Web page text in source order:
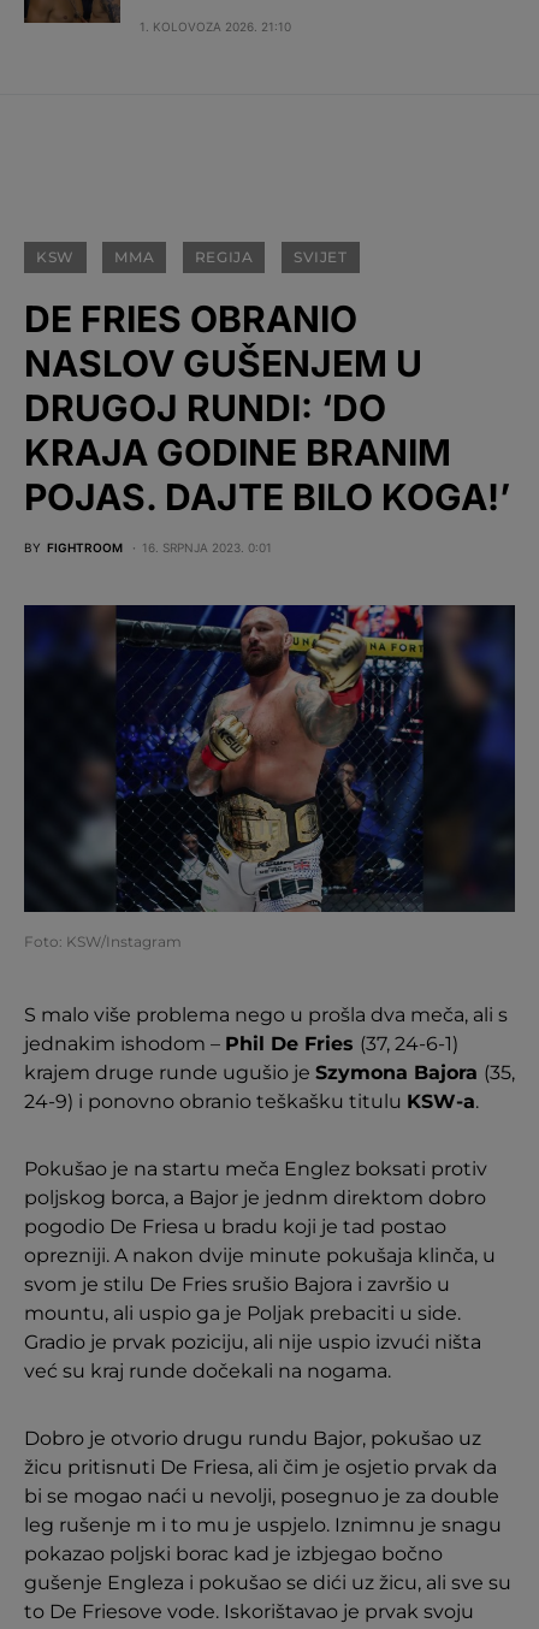
1. KOLOVOZA 2026. 21:10
KSW MMA REGIJA SVIJET
DE FRIES OBRANIO
NASLOV GUŠENJEM U
DRUGOJ RUNDI: ‘DO
KRAJA GODINE BRANIM
POJAS. DAJTE BILO KOGA!’
BY FIGHTROOM 16. SRPNJA 2023. 0:01
Foto: KSW/Instagram
S malo više problema nego u prošla dva meča, ali s
jednakim ishodom – Phil De Fries (37, 24-6-1)
krajem druge runde ugušio je Szymona Bajora (35,
24-9) i ponovno obranio teškašku titulu KSW-a.
Pokušao je na startu meča Englez boksati protiv
poljskog borca, a Bajor je jednm direktom dobro
pogodio De Friesa u bradu koji je tad postao
oprezniji. A nakon dvije minute pokušaja klinča, u
svom je stilu De Fries srušio Bajora i završio u
mountu, ali uspio ga je Poljak prebaciti u side.
Gradio je prvak poziciju, ali nije uspio izvući ništa
već su kraj runde dočekali na nogama.
Dobro je otvorio drugu rundu Bajor, pokušao uz
žicu pritisnuti De Friesa, ali čim je osjetio prvak da
bi se mogao naći u nevolji, posegnuo je za double
leg rušenje m i to mu je uspjelo. Iznimnu je snagu
pokazao poljski borac kad je izbjegao bočno
gušenje Engleza i pokušao se dići uz žicu, ali sve su
to De Friesove vode. Iskorištavao je prvak svoju